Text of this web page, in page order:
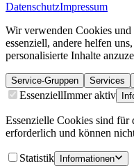
DatenschutzImpressum
Wir verwenden Cookies
essenziell, andere helfen
personalisierte Inhalte
Service-Gruppen Services
EssenziellImmer aktiv
Essenzielle Cookies sind
erforderlich und können
Statistik Informationen